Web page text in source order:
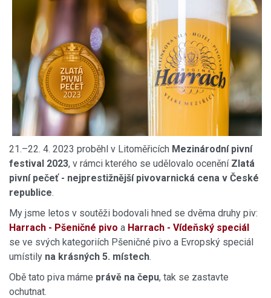
21.–22. 4. 2023 proběhl v Litoměřicích Mezinárodní pivní
festival 2023, v rámci kterého se udělovalo ocenění Zlatá
pivní pečeť- nejprestižnější pivovarnická cena v České
republice.
My jsme letos v soutěži bodovali hned se dvěma druhy piv:
Harrach - Pšeničné pivo a Harrach - Vídeňský speciál
se ve svých kategoriích Pšeničné pivo a Evropský speciál
umístily na krásných 5. místech.
Obě tato piva máme právě na čepu, tak se zastavte
ochutnat.